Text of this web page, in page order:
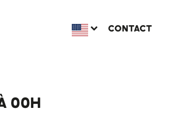
CONTACT
00H